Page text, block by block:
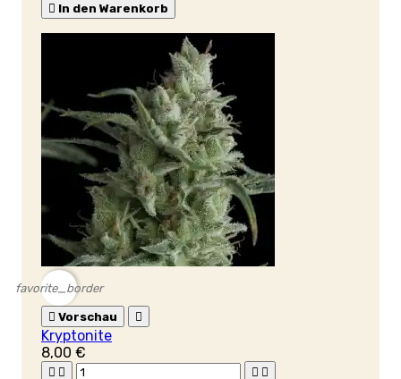
 In den Warenkorb
favorite_border
 Vorschau 
Kryptonite
8,00 €
   